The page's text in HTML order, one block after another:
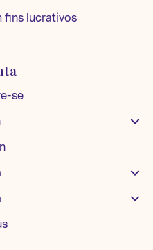
fins lucrativos
se